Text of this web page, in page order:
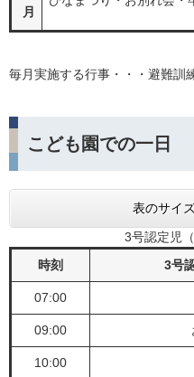
月
毎月実施する行事・・・避難訓
こども園での一日
表のサイ
3号認定児
時刻
3号
07:00
09:00
10:00